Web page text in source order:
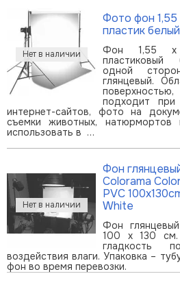
Фото фон 1,55
пластик белый
Фон 1,55
одной
глянцевый.
подходит
интернет-сайтов, фото на
съемки животных,
использовать в …
Фон
Colorama
PVC
White
Фон
100 x 130 см.
гладкость
воздействия влаги. Упаковка –
фон во время перевозки.